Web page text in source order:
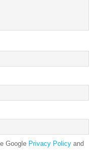
Google Privacy Policy and